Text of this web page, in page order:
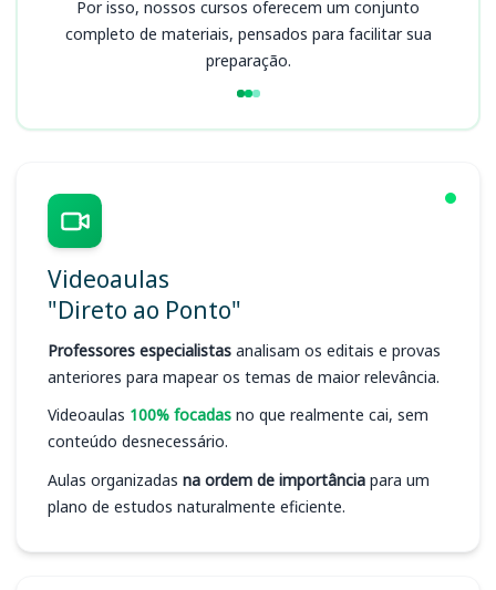
Por isso, nossos cursos oferecem um conjunto
completo de materiais, pensados para facilitar sua
preparação.
Videoaulas
"Direto ao Ponto"
Professores especialistas analisam os editais e provas
anteriores para mapear os temas de maior relevância.
Videoaulas 100% focadas no que realmente cai, sem
conteúdo desnecessário.
Aulas organizadas na ordem de importância para um
plano de estudos naturalmente eficiente.